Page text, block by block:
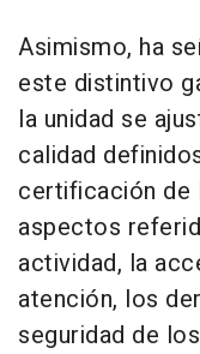
Asimismo, ha
este distintivo
la unidad se
calidad
certificación de
aspectos
actividad, la
atención, los
seguridad de